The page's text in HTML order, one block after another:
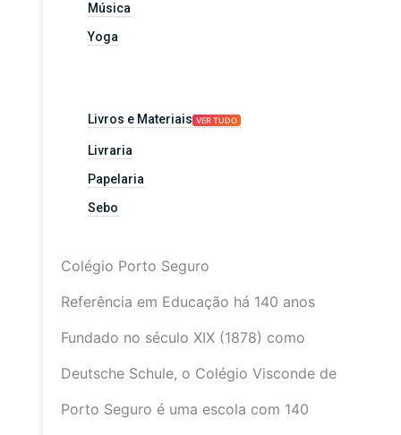
Música
Yoga
Livros e Materiais VER TUDO
Livraria
Papelaria
Sebo
Colégio Porto Seguro
Referência em Educação há 140 anos
Fundado no século XIX (1878) como
Deutsche Schule, o Colégio Visconde de
Porto Seguro é uma escola com 140